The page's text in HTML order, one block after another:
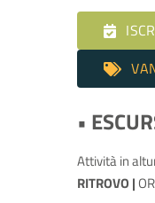
•
Attività in
RITROVO |